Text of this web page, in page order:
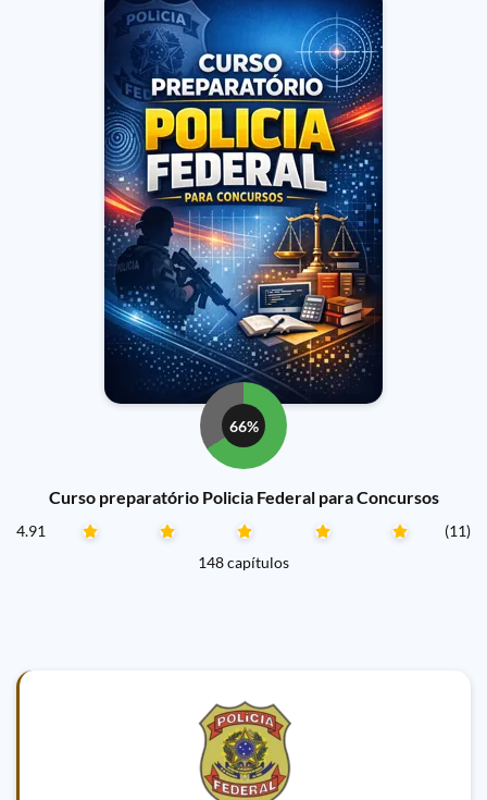
66%
Curso preparatório Policia Federal para Concursos
4.91
(11)
148 capítulos